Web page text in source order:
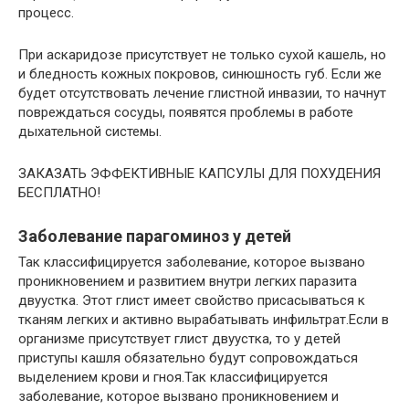
процесс.
При аскаридозе присутствует не только сухой кашель, но
и бледность кожных покровов, синюшность губ. Если же
будет отсутствовать лечение глистной инвазии, то начнут
повреждаться сосуды, появятся проблемы в работе
дыхательной системы.
ЗАКАЗАТЬ ЭФФЕКТИВНЫЕ КАПСУЛЫ ДЛЯ ПОХУДЕНИЯ
БЕСПЛАТНО!
Заболевание парагоминоз у детей
Так классифицируется заболевание, которое вызвано
проникновением и развитием внутри легких паразита
двуустка. Этот глист имеет свойство присасываться к
тканям легких и активно вырабатывать инфильтрат.Если в
организме присутствует глист двуустка, то у детей
приступы кашля обязательно будут сопровождаться
выделением крови и гноя.Так классифицируется
заболевание, которое вызвано проникновением и